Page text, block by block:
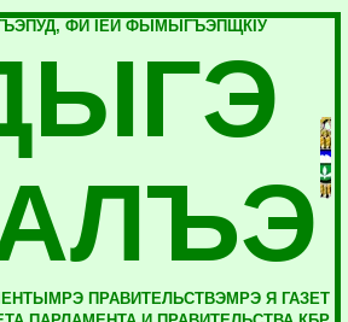
ФИ IЕЙ ФЫМЫГЪЭПЩКIУ
ПРАВИТЕЛЬСТВЭМРЭ Я ГАЗЕТ